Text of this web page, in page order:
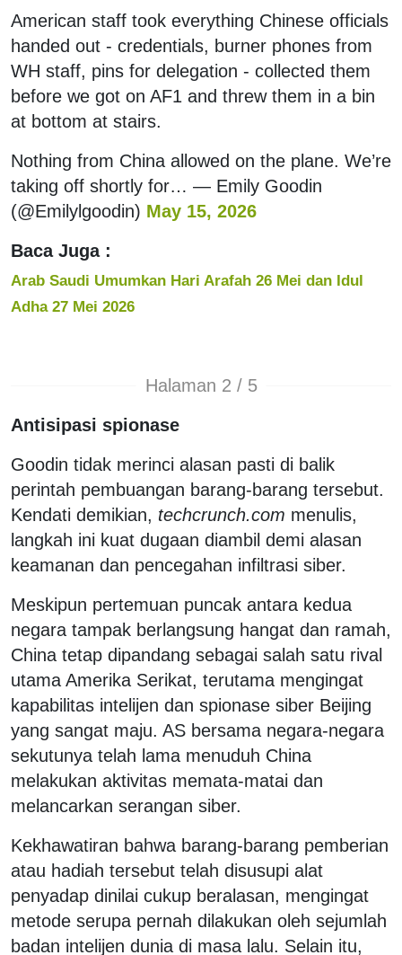
American staff took everything Chinese officials
handed out - credentials, burner phones from
WH staff, pins for delegation - collected them
before we got on AF1 and threw them in a bin
at bottom at stairs.
Nothing from China allowed on the plane. We’re
taking off shortly for… — Emily Goodin
(@Emilylgoodin) May 15, 2026
Baca Juga :
Arab Saudi Umumkan Hari Arafah 26 Mei dan Idul
Adha 27 Mei 2026
Halaman 2 / 5
Antisipasi spionase
Goodin tidak merinci alasan pasti di balik
perintah pembuangan barang-barang tersebut.
Kendati demikian, techcrunch.com menulis,
langkah ini kuat dugaan diambil demi alasan
keamanan dan pencegahan infiltrasi siber.
Meskipun pertemuan puncak antara kedua
negara tampak berlangsung hangat dan ramah,
China tetap dipandang sebagai salah satu rival
utama Amerika Serikat, terutama mengingat
kapabilitas intelijen dan spionase siber Beijing
yang sangat maju. AS bersama negara-negara
sekutunya telah lama menuduh China
melakukan aktivitas memata-matai dan
melancarkan serangan siber.
Kekhawatiran bahwa barang-barang pemberian
atau hadiah tersebut telah disusupi alat
penyadap dinilai cukup beralasan, mengingat
metode serupa pernah dilakukan oleh sejumlah
badan intelijen dunia di masa lalu. Selain itu,